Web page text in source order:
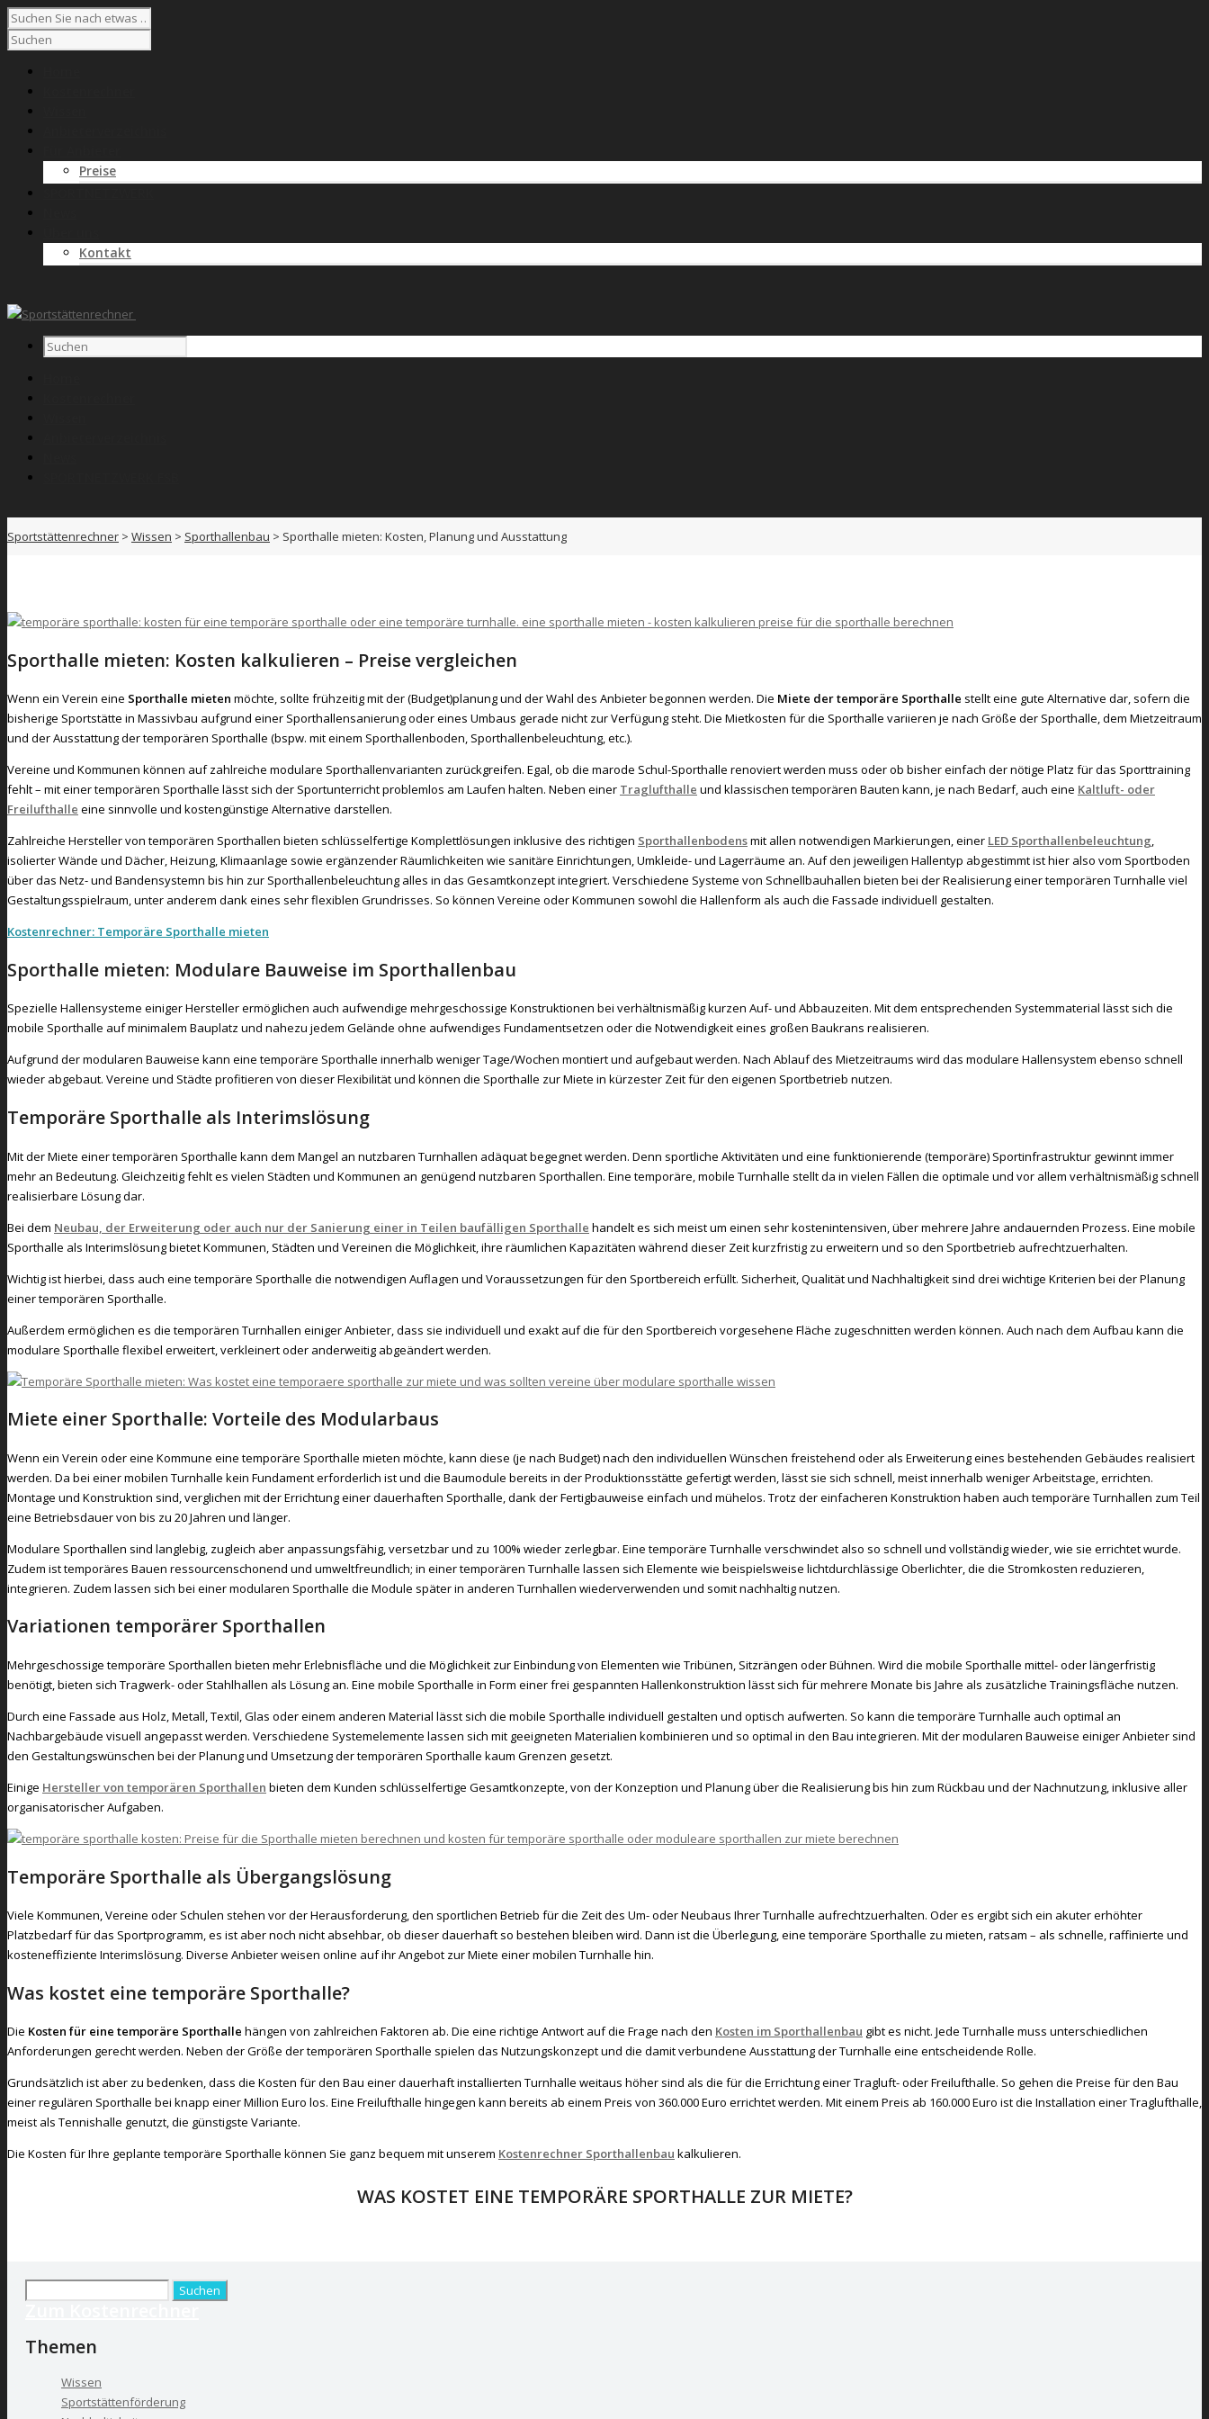
Preise
Kontakt
Sportstättenrechner > Wissen > Sporthallenbau > Sporthalle mieten: Kosten, Planung und Ausstattung
Sporthalle mieten: Kosten kalkulieren – Preise vergleichen
Wenn ein Verein eine Sporthalle mieten möchte, sollte frühzeitig mit der (Budget)planung und der Wahl des Anbieter begonnen werden. Die Miete der temporäre Sporthalle stellt eine gute Alternative dar, sofern die
bisherige Sportstätte in Massivbau aufgrund einer Sporthallensanierung oder eines Umbaus gerade nicht zur Verfügung steht. Die Mietkosten für die Sporthalle variieren je nach Größe der Sporthalle, dem Mietzeitraum
und der Ausstattung der temporären Sporthalle (bspw. mit einem Sporthallenboden, Sporthallenbeleuchtung, etc.).
Vereine und Kommunen können auf zahlreiche modulare Sporthallenvarianten zurückgreifen. Egal, ob die marode Schul-Sporthalle renoviert werden muss oder ob bisher einfach der nötige Platz für das Sporttraining
fehlt – mit einer temporären Sporthalle lässt sich der Sportunterricht problemlos am Laufen halten. Neben einer Traglufthalle und klassischen temporären Bauten kann, je nach Bedarf, auch eine Kaltluft- oder
Freilufthalle eine sinnvolle und kostengünstige Alternative darstellen.
Zahlreiche Hersteller von temporären Sporthallen bieten schlüsselfertige Komplettlösungen inklusive des richtigen Sporthallenbodensmit allen notwendigen Markierungen, einer LED Sporthallenbeleuchtung,
isolierter Wände und Dächer, Heizung, Klimaanlage sowie ergänzender Räumlichkeiten wie sanitäre Einrichtungen, Umkleide- und Lagerräume an. Auf den jeweiligen Hallentyp abgestimmt ist hier also vom Sportboden
über das Netz- und Bandensystemn bis hin zur Sporthallenbeleuchtung alles in das Gesamtkonzept integriert. Verschiedene Systeme von Schnellbauhallen bieten bei der Realisierung einer temporären Turnhalle viel
Gestaltungsspielraum, unter anderem dank eines sehr flexiblen Grundrisses. So können Vereine oder Kommunen sowohl die Hallenform als auch die Fassade individuell gestalten.
Kostenrechner: Temporäre Sporthalle mieten
Sporthalle mieten: Modulare Bauweise im Sporthallenbau
Spezielle Hallensysteme einiger Hersteller ermöglichen auch aufwendige mehrgeschossige Konstruktionen bei verhältnismäßig kurzen Auf- und Abbauzeiten. Mit dem entsprechenden Systemmaterial lässt sich die
mobile Sporthalle auf minimalem Bauplatz und nahezu jedem Gelände ohne aufwendiges Fundamentsetzen oder die Notwendigkeit eines großen Baukrans realisieren.
Aufgrund der modularen Bauweise kann eine temporäre Sporthalle innerhalb weniger Tage/Wochen montiert und aufgebaut werden. Nach Ablauf des Mietzeitraums wird das modulare Hallensystem ebenso schnell
wieder abgebaut. Vereine und Städte profitieren von dieser Flexibilität und können die Sporthalle zur Miete in kürzester Zeit für den eigenen Sportbetrieb nutzen.
Temporäre Sporthalle als Interimslösung
Mit der Miete einer temporären Sporthalle kann dem Mangel an nutzbaren Turnhallen adäquat begegnet werden. Denn sportliche Aktivitäten und eine funktionierende (temporäre) Sportinfrastruktur gewinnt immer
mehr an Bedeutung. Gleichzeitig fehlt es vielen Städten und Kommunen an genügend nutzbaren Sporthallen. Eine temporäre, mobile Turnhalle stellt da in vielen Fällen die optimale und vor allem verhältnismäßig schnell
realisierbare Lösung dar.
Bei dem Neubau, der Erweiterung oder auch nur der Sanierung einer in Teilen baufälligen Sporthalle handelt es sich meist um einen sehr kostenintensiven, über mehrere Jahre andauernden Prozess. Eine mobile
Sporthalle als Interimslösung bietet Kommunen, Städten und Vereinen die Möglichkeit, ihre räumlichen Kapazitäten während dieser Zeit kurzfristig zu erweitern und so den Sportbetrieb aufrechtzuerhalten.
Wichtig ist hierbei, dass auch eine temporäre Sporthalle die notwendigen Auflagen und Voraussetzungen für den Sportbereich erfüllt. Sicherheit, Qualität und Nachhaltigkeit sind drei wichtige Kriterien bei der Planung
einer temporären Sporthalle.
Außerdem ermöglichen es die temporären Turnhallen einiger Anbieter, dass sie individuell und exakt auf die für den Sportbereich vorgesehene Fläche zugeschnitten werden können. Auch nach dem Aufbau kann die
modulare Sporthalle flexibel erweitert, verkleinert oder anderweitig abgeändert werden.
Miete einer Sporthalle: Vorteile des Modularbaus
Wenn ein Verein oder eine Kommune eine temporäre Sporthalle mieten möchte, kann diese (je nach Budget) nach den individuellen Wünschen freistehend oder als Erweiterung eines bestehenden Gebäudes realisiert
werden. Da bei einer mobilen Turnhalle kein Fundament erforderlich ist und die Baumodule bereits in der Produktionsstätte gefertigt werden, lässt sie sich schnell, meist innerhalb weniger Arbeitstage, errichten.
Montage und Konstruktion sind, verglichen mit der Errichtung einer dauerhaften Sporthalle, dank der Fertigbauweise einfach und mühelos. Trotz der einfacheren Konstruktion haben auch temporäre Turnhallen zum Teil
eine Betriebsdauer von bis zu 20 Jahren und länger.
Modulare Sporthallen sind langlebig, zugleich aber anpassungsfähig, versetzbar und zu 100% wieder zerlegbar. Eine temporäre Turnhalle verschwindet also so schnell und vollständig wieder, wie sie errichtet wurde.
Zudem ist temporäres Bauen ressourcenschonend und umweltfreundlich; in einer temporären Turnhalle lassen sich Elemente wie beispielsweise lichtdurchlässige Oberlichter, die die Stromkosten reduzieren,
integrieren. Zudem lassen sich bei einer modularen Sporthalle die Module später in anderen Turnhallen wiederverwenden und somit nachhaltig nutzen.
Variationen temporärer Sporthallen
Mehrgeschossige temporäre Sporthallen bieten mehr Erlebnisfläche und die Möglichkeit zur Einbindung von Elementen wie Tribünen, Sitzrängen oder Bühnen. Wird die mobile Sporthalle mittel- oder längerfristig
benötigt, bieten sich Tragwerk- oder Stahlhallen als Lösung an. Eine mobile Sporthalle in Form einer frei gespannten Hallenkonstruktion lässt sich für mehrere Monate bis Jahre als zusätzliche Trainingsfläche nutzen.
Durch eine Fassade aus Holz, Metall, Textil, Glas oder einem anderen Material lässt sich die mobile Sporthalle individuell gestalten und optisch aufwerten. So kann die temporäre Turnhalle auch optimal an
Nachbargebäude visuell angepasst werden. Verschiedene Systemelemente lassen sich mit geeigneten Materialien kombinieren und so optimal in den Bau integrieren. Mit der modularen Bauweise einiger Anbieter sind
den Gestaltungswünschen bei der Planung und Umsetzung der temporären Sporthalle kaum Grenzen gesetzt.
Einige Hersteller von temporären Sporthallen bieten dem Kunden schlüsselfertige Gesamtkonzepte, von der Konzeption und Planung über die Realisierung bis hin zum Rückbau und der Nachnutzung, inklusive aller
organisatorischer Aufgaben.
Temporäre Sporthalle als Übergangslösung
Viele Kommunen, Vereine oder Schulen stehen vor der Herausforderung, den sportlichen Betrieb für die Zeit des Um- oder Neubaus Ihrer Turnhalle aufrechtzuerhalten. Oder es ergibt sich ein akuter erhöhter
Platzbedarf für das Sportprogramm, es ist aber noch nicht absehbar, ob dieser dauerhaft so bestehen bleiben wird. Dann ist die Überlegung, eine temporäre Sporthalle zu mieten, ratsam – als schnelle, raffinierte und
kosteneffiziente Interimslösung. Diverse Anbieter weisen online auf ihr Angebot zur Miete einer mobilen Turnhalle hin.
Was kostet eine temporäre Sporthalle?
Die Kosten für eine temporäre Sporthalle hängen von zahlreichen Faktoren ab. Die eine richtige Antwort auf die Frage nach den Kosten im Sporthallenbau gibt es nicht. Jede Turnhalle muss unterschiedlichen
Anforderungen gerecht werden. Neben der Größe der temporären Sporthalle spielen das Nutzungskonzept und die damit verbundene Ausstattung der Turnhalle eine entscheidende Rolle.
Grundsätzlich ist aber zu bedenken, dass die Kosten für den Bau einer dauerhaft installierten Turnhalle weitaus höher sind als die für die Errichtung einer Tragluft- oder Freilufthalle. So gehen die Preise für den Bau
einer regulären Sporthalle bei knapp einer Million Euro los. Eine Freilufthalle hingegen kann bereits ab einem Preis von 360.000 Euro errichtet werden. Mit einem Preis ab 160.000 Euro ist die Installation einer Traglufthalle,
meist als Tennishalle genutzt, die günstigste Variante.
Die Kosten für Ihre geplante temporäre Sporthalle können Sie ganz bequem mit unserem Kostenrechner Sporthallenbau kalkulieren.
WAS KOSTET EINE TEMPORÄRE SPORTHALLE ZUR MIETE?
Themen
Wissen
Sportstättenförderung